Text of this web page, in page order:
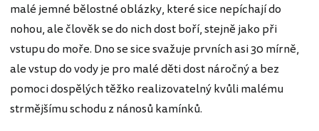
malé jemné bělostné oblázky, které sice nepíchají do
nohou, ale člověk se do nich dost boří, stejně jako při
vstupu do moře. Dno se sice svažuje prvních asi 30 mírně,
ale vstup do vody je pro malé děti dost náročný a bez
pomoci dospělých těžko realizovatelný kvůli malému
strmějšímu schodu z nánosů kamínků.